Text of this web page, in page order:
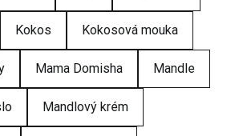
Kokos Kokosová mouka
Mama Domisha Mandle
Mandlový krém